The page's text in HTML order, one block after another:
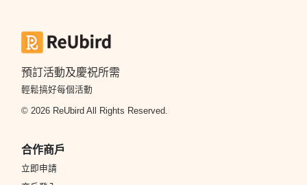
預訂活動及慶祝所需
輕鬆搞好每個活動
© 2026 ReUbird All Rights Reserved.
合作商戶
立即申請